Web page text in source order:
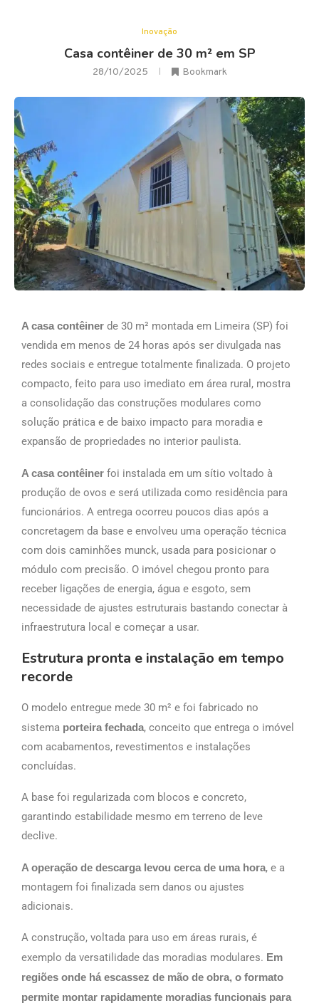
Inovação
Casa contêiner de 30 m² em SP
28/10/2025 Bookmark
A casa contêiner de 30 m² montada em Limeira (SP) foi
vendida em menos de 24 horas após ser divulgada nas
redes sociais e entregue totalmente finalizada. O projeto
compacto, feito para uso imediato em área rural, mostra
a consolidação das construções modulares como
solução prática e de baixo impacto para moradia e
expansão de propriedades no interior paulista.
A casa contêiner foi instalada em um sítio voltado à
produção de ovos e será utilizada como residência para
funcionários. A entrega ocorreu poucos dias após a
concretagem da base e envolveu uma operação técnica
com dois caminhões munck, usada para posicionar o
módulo com precisão. O imóvel chegou pronto para
receber ligações de energia, água e esgoto, sem
necessidade de ajustes estruturais bastando conectar à
infraestrutura local e começar a usar.
Estrutura pronta e instalação em tempo
recorde
O modelo entregue mede 30 m² e foi fabricado no
sistema porteira fechada, conceito que entrega o imóvel
com acabamentos, revestimentos e instalações
concluídas.
A base foi regularizada com blocos e concreto,
garantindo estabilidade mesmo em terreno de leve
declive.
A operação de descarga levou cerca de uma hora, e a
montagem foi finalizada sem danos ou ajustes
adicionais.
A construção, voltada para uso em áreas rurais, é
exemplo da versatilidade das moradias modulares. Em
regiões onde há escassez de mão de obra, o formato
permite montar rapidamente moradias funcionais para